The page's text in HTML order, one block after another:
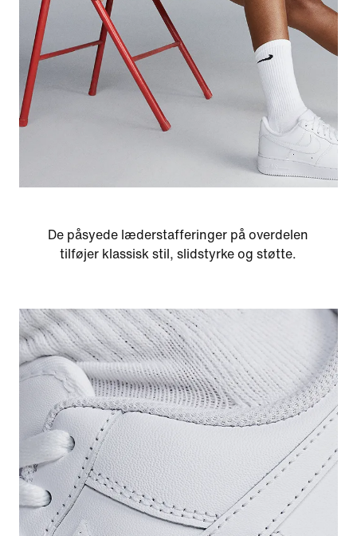
De påsyede læderstafferinger på overdelen
tilføjer klassisk stil, slidstyrke og støtte.